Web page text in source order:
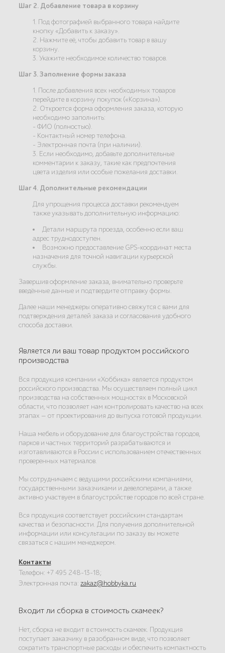
Шаг 2. Добавление товара в корзину
1. Под фотографией выбранного товара найдите
кнопку «Добавить к заказу».
2. Нажмите её, чтобы добавить товар в вашу
корзину.
3. Укажите необходимое количество товаров.
Шаг 3. Заполнение формы заказа
1. После добавления всех необходимых товаров
перейдите в корзину покупок («Корзина»).
2. Откроется форма оформления заказа, которую
необходимо заполнить:
- ФИО (полностью).
- Контактный номер телефона.
- Электронная почта (при наличии).
3. Если необходимо, добавьте дополнительные
комментарии к заказу, такие как предпочтения
цвета изделия или особые пожелания доставки.
Шаг 4. Дополнительные рекомендации
Для упрощения процесса доставки рекомендуем
также указывать дополнительную информацию:
Детали маршрута проезда, особенно если ваш
адрес труднодоступен.
Возможно предоставление GPS-координат места
назначения для точной навигации курьерской
службы.
Завершив оформление заказа, внимательно проверьте
введённые данные и подтвердите отправку формы.
Далее наши менеджеры оперативно свяжутся с вами для
подтверждения деталей заказа и согласования удобного
способа доставки.
Является ли ваш товар продуктом российского
производства
Вся продукция компании «Хоббика» является продуктом
российского производства. Мы осуществляем полный цикл
производства на собственных мощностях в Московской
области, что позволяет нам контролировать качество на всех
этапах — от проектирования до выпуска готовой продукции.
Наша мебель и оборудование для благоустройства городов,
парков и частных территорий разрабатываются и
изготавливаются в России с использованием отечественных
проверенных материалов.
Мы сотрудничаем с ведущими российскими компаниями,
государственными заказчиками и девелоперами, а также
активно участвуем в благоустройстве городов по всей стране.
Вся продукция соответствует российским стандартам
качества и безопасности. Для получения дополнительной
информации или консультации по заказу вы можете
связаться с нашим менеджером.
Контакты:
Телефон: +7 495 248-13-18;
Электронная почта:zakaz@hobbyka.ru
Входит ли сборка в стоимость скамеек?
Нет, сборка не входит в стоимость скамеек. Продукция
поступает заказчику в разобранном виде, что позволяет
сократить транспортные расходы и обеспечить компактность